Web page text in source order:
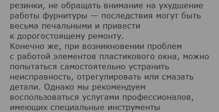
резинки, не обращать внимание на ухудшение
работы фурнитуры — последствия могут быть
весьма печальными и привести
к дорогостоящему ремонту.
Конечно же, при возникновении проблем
с работой элементов пластикового окна, можно
попытаться самостоятельно устранить
неисправность, отрегулировать или смазать
детали. Однако мы рекомендуем
воспользоваться услугами профессионалов,
имеющих специальные инструменты